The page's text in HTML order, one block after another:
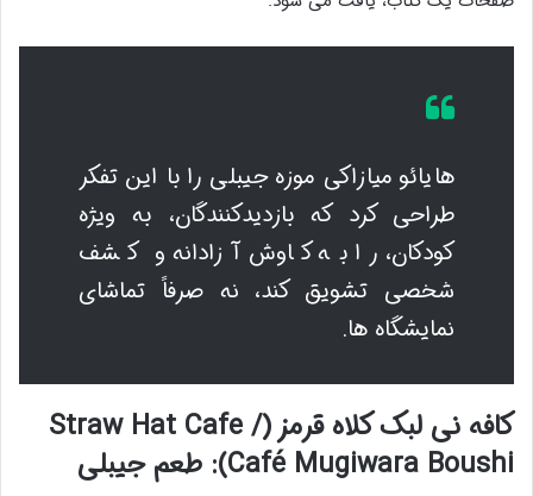
هایائو میازاکی موزه جیبلی را با این تفکر
طراحی کرد که بازدیدکنندگان، به ویژه
کودکان، را به کاوش آزادانه و کشف
شخصی تشویق کند، نه صرفاً تماشای
نمایشگاه ها.
کافه نی لبک کلاه قرمز (Straw Hat Cafe /
Café Mugiwara Boushi): طعم جیبلی